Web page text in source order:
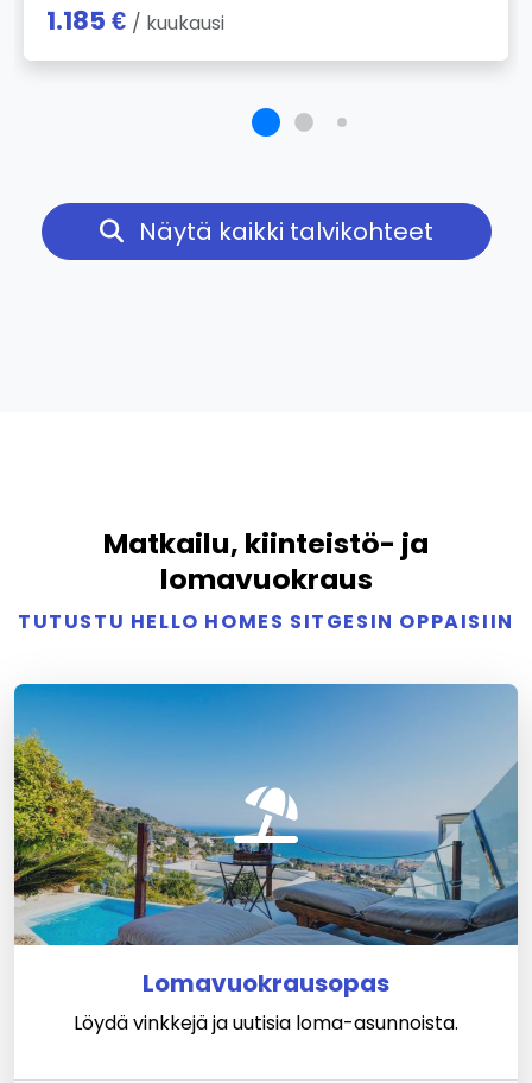
1.185 € / kuukausi
Näytä kaikki talvikohteet
Matkailu, kiinteistö- ja
lomavuokraus
TUTUSTU HELLO HOMES SITGESIN OPPAISIIN
Lomavuokrausopas
Löydä vinkkejä ja uutisia loma-asunnoista.